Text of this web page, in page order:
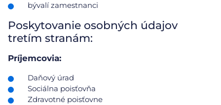
bývalí zamestnanci
Poskytovanie osobných údajov
tretím stranám:
Príjemcovia:
Daňový úrad
Sociálna poisťovňa
Zdravotné poisťovne